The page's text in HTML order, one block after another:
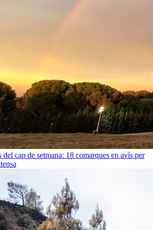
del cap de setmana: 18 comarques en avís per